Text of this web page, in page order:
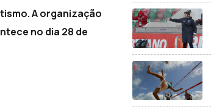
A organização
no dia 28 de